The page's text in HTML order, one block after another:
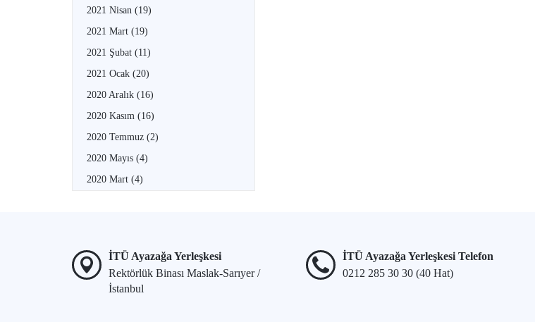
2021 Nisan (19)
2021 Mart (19)
2021 Şubat (11)
2021 Ocak (20)
2020 Aralık (16)
2020 Kasım (16)
2020 Temmuz (2)
2020 Mayıs (4)
2020 Mart (4)
İTÜ Ayazağa Yerleşkesi
Rektörlük Binası Maslak-Sarıyer /
İstanbul
İTÜ Ayazağa Yerleşkesi Telefon
0212 285 30 30 (40 Hat)